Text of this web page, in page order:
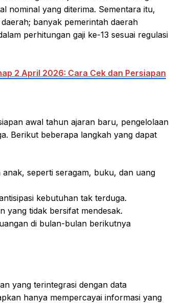
nominal yang diterima. Sementara itu,
banyak pemerintah daerah
perhitungan gaji ke-13 sesuai regulasi
2 April 2026: Cara Cek dan Persiapan
awal tahun ajaran baru, pengelolaan
Berikut beberapa langkah yang dapat
seperti seragam, buku, dan uang
kebutuhan tak terduga.
yang tidak bersifat mendesak.
di bulan-bulan berikutnya
yang terintegrasi dengan data
hanya mempercayai informasi yang